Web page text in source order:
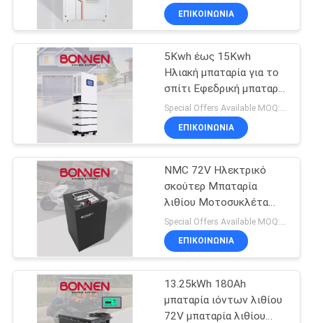
μπαταρία λίθιου
κάρρων γκολφ
Εναλλακτικές
Ηλιακές
Μπαταρίες Σπίτι
20
LiFePo4
ΕΠΙΚΟΙΝΩΝΊΑ
5Kwh έως 15Kwh
Ηλιακή μπαταρία για το
σπίτι Εφεδρική μπαταρία
αποθήκευσης ενέργειας
LiFePo4 για οικιακή
χρήση
ΕΠΙΚΟΙΝΩΝΊΑ
NMC 72V Ηλεκτρικό
σκούτερ Μπαταρία
λιθίου Μοτοσυκλέτα
Μπαταρίες ιόντων
λιθίου Κινητικότητα
σκούτερ
ΕΠΙΚΟΙΝΩΝΊΑ
13.25kWh 180Ah
μπαταρία ιόντων λιθίου
72V μπαταρία λιθίου